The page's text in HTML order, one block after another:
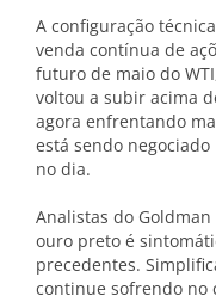
A configuração
venda contínua de
futuro de maio do
voltou a subir acima
agora enfrentando
está sendo negociado
no dia.
Analistas do
ouro preto é
precedentes.
continue sofrendo no